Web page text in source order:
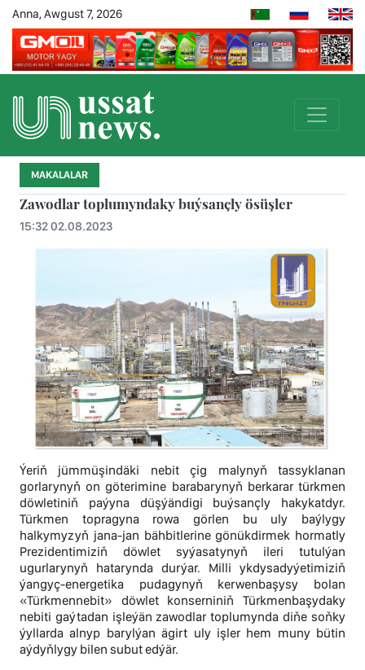
Anna, Awgust 7, 2026
MAKALALAR
Zawodlar toplumyndaky buýsançly ösüşler
15:32 02.08.2023
Ýeriň jümmüşindäki nebit çig malynyň tassyklanan
gorlarynyň on göterimine barabarynyň berkarar türkmen
döwletiniň paýyna düşýändigi buýsançly hakykatdyr.
Türkmen topragyna rowa görlen bu uly baýlygy
halkymyzyň jana-jan bähbitlerine gönükdirmek hormatly
Prezidentimiziň döwlet syýasatynyň ileri tutulýan
ugurlarynyň hatarynda durýar. Milli ykdysadyýetimiziň
ýangyç-energetika pudagynyň kerwenbaşysy bolan
«Türkmennebit» döwlet konserniniň Türkmenbaşydaky
nebiti gaýtadan işleýän zawodlar toplumynda diňe soňky
ýyllarda alnyp barylýan ägirt uly işler hem muny bütin
aýdyňlygy bilen subut edýär.